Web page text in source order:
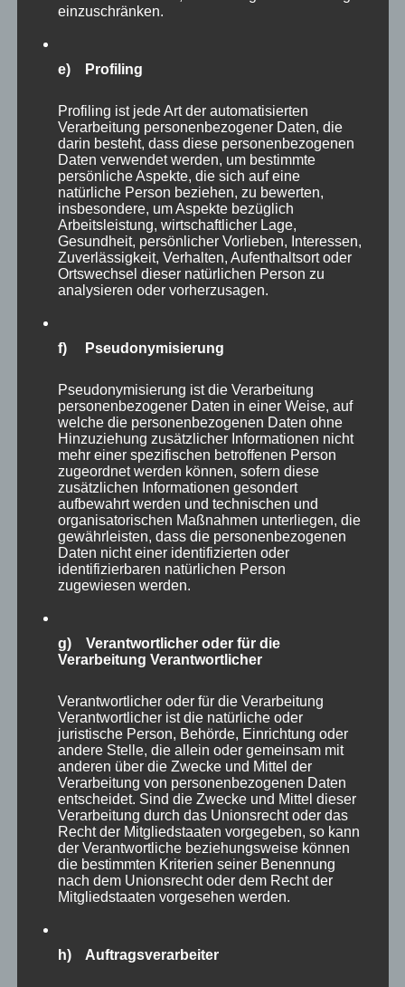
Viele Wasservögel bekommt man in einer
begehbaren Voliere geboten, die mit einer
netten Bank geradezu dazu einlädt, dort Platz
zu nehmen und eine Weile in mitten der
vielfältigen Vögel zu verweilen. Bei meinem
Besuch saßen leider schon zwei Damen auf der
Bank… :).
Eine weitere große Voliere, die leider nicht
begehbar war, präsentierte Löffler, Kraniche,
Storche und weitere Vögel.
einzuschränken.
e) Profiling
Profiling ist jede Art der automatisierten
Verarbeitung personenbezogener Daten, die
darin besteht, dass diese personenbezogenen
Daten verwendet werden, um bestimmte
persönliche Aspekte, die sich auf eine
natürliche Person beziehen, zu bewerten,
insbesondere, um Aspekte bezüglich
Arbeitsleistung, wirtschaftlicher Lage,
Gesundheit, persönlicher Vorlieben, Interessen,
Zuverlässigkeit, Verhalten, Aufenthaltsort oder
Ortswechsel dieser natürlichen Person zu
analysieren oder vorherzusagen.
f) Pseudonymisierung
Pseudonymisierung ist die Verarbeitung
personenbezogener Daten in einer Weise, auf
welche die personenbezogenen Daten ohne
Hinzuziehung zusätzlicher Informationen nicht
mehr einer spezifischen betroffenen Person
zugeordnet werden können, sofern diese
zusätzlichen Informationen gesondert
aufbewahrt werden und technischen und
organisatorischen Maßnahmen unterliegen, die
gewährleisten, dass die personenbezogenen
Daten nicht einer identifizierten oder
identifizierbaren natürlichen Person
zugewiesen werden.
g) Verantwortlicher oder für die
Verarbeitung Verantwortlicher
Verantwortlicher oder für die Verarbeitung
Verantwortlicher ist die natürliche oder
juristische Person, Behörde, Einrichtung oder
andere Stelle, die allein oder gemeinsam mit
anderen über die Zwecke und Mittel der
Verarbeitung von personenbezogenen Daten
entscheidet. Sind die Zwecke und Mittel dieser
Verarbeitung durch das Unionsrecht oder das
Recht der Mitgliedstaaten vorgegeben, so kann
der Verantwortliche beziehungsweise können
die bestimmten Kriterien seiner Benennung
nach dem Unionsrecht oder dem Recht der
Mitgliedstaaten vorgesehen werden.
h) Auftragsverarbeiter